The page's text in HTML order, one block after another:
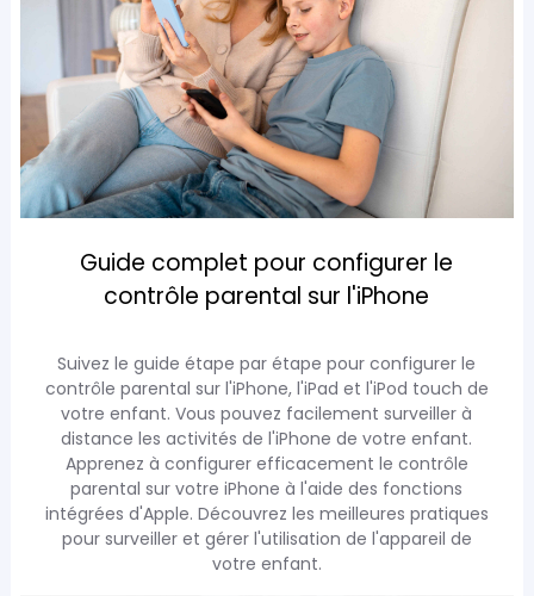
Guide complet pour configurer le
contrôle parental sur l'iPhone
Suivez le guide étape par étape pour configurer le
contrôle parental sur l'iPhone, l'iPad et l'iPod touch de
votre enfant. Vous pouvez facilement surveiller à
distance les activités de l'iPhone de votre enfant.
Apprenez à configurer efficacement le contrôle
parental sur votre iPhone à l'aide des fonctions
intégrées d'Apple. Découvrez les meilleures pratiques
pour surveiller et gérer l'utilisation de l'appareil de
votre enfant.